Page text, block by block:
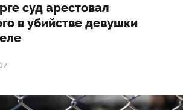
суд арестовал
в убийстве девушки